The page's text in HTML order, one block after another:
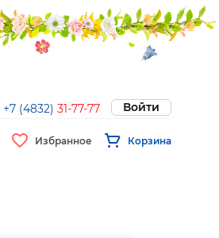
+7 (4832) 31-77-77 Войти
Избранное Корзина